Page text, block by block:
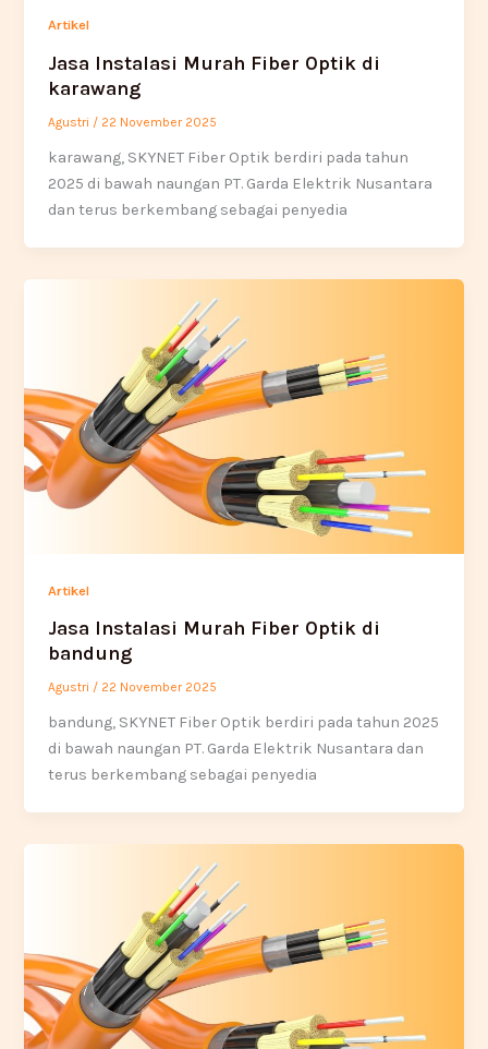
Artikel
Jasa Instalasi Murah Fiber Optik di
karawang
Agustri / 22 November 2025
karawang, SKYNET Fiber Optik berdiri pada tahun
2025 di bawah naungan PT. Garda Elektrik Nusantara
dan terus berkembang sebagai penyedia
Artikel
Jasa Instalasi Murah Fiber Optik di
bandung
Agustri / 22 November 2025
bandung, SKYNET Fiber Optik berdiri pada tahun 2025
di bawah naungan PT. Garda Elektrik Nusantara dan
terus berkembang sebagai penyedia